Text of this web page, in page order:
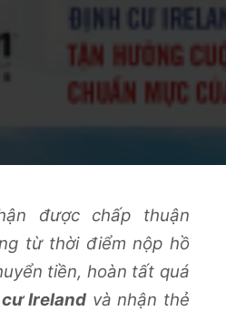
được chấp thuận
từ thời điểm nộp hồ
tiền, hoàn tất quá
Ireland và nhận thẻ